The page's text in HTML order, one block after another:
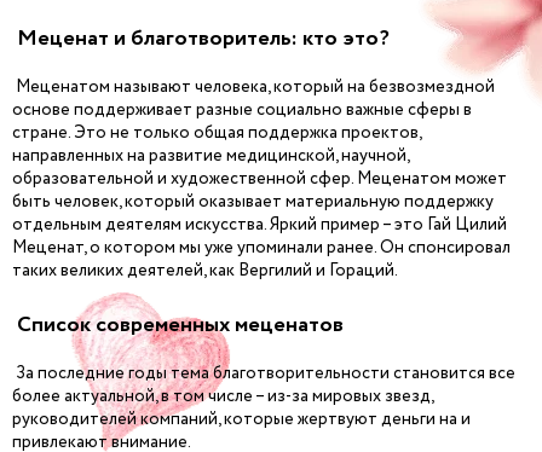
Меценат и благотворитель: кто это?
Меценатом называют человека, который на безвозмездной
основе поддерживает разные социально важные сферы в
стране. Это не только общая поддержка проектов,
направленных на развитие медицинской, научной,
образовательной и художественной сфер. Меценатом может
быть человек, который оказывает материальную поддержку
отдельным деятелям искусства. Яркий пример – это Гай Цилий
Меценат, о котором мы уже упоминали ранее. Он спонсировал
таких великих деятелей, как Вергилий и Гораций.
Список современных меценатов
За последние годы тема благотворительности становится все
более актуальной, в том числе – из-за мировых звезд,
руководителей компаний, которые жертвуют деньги на и
привлекают внимание.